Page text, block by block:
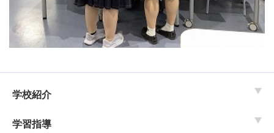
学校紹介
学習指導